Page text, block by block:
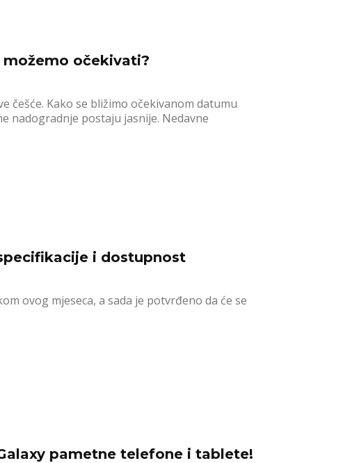
možemo očekivati?
češće. Kako se bližimo očekivanom datumu
nadogradnje postaju jasnije. Nedavne
i dostupnost
ovog mjeseca, a sada je potvrđeno da će se
pametne telefone i tablete!